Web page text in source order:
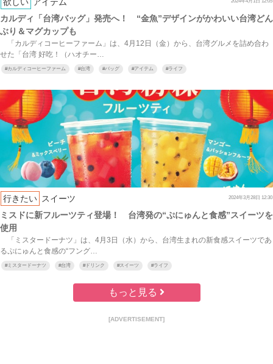
カルディ「台湾バッグ」発売へ！ “金魚”デザインがかわいい台湾どん
ぶり＆マグカップも
「カルディコーヒーファーム」は、4月12日（金）から、台湾グルメを詰め合わ
せた「台湾 好吃！（ハオチー…
#カルディコーヒーファーム #台湾 #バッグ #アイテム #ライフ
行きたい スイーツ 2024年3月28日 12:30
ミスドに新フルーツティ登場！ 台湾発の“ぷにゅんと食感”スイーツを
使用
「ミスタードーナツ」は、4月3日（水）から、台湾生まれの新食感スイーツであ
るぷにゅんと食感の“フング…
#ミスタードーナツ #台湾 #ドリンク #スイーツ #ライフ
もっと見る
[ADVERTISEMENT]